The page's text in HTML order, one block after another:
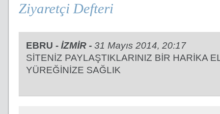
Ziyaretçi Defteri
EBRU - İZMİR - 31 Mayıs 2014, 20:17
SİTENİZ PAYLAŞTIKLARINIZ BİR HARİKA
YÜREĞİNİZE SAĞLIK